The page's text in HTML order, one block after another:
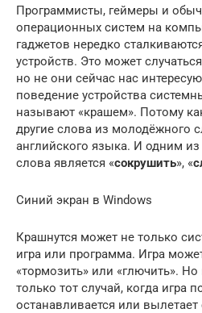
Программисты, геймеры и
операционных систем на
гаджетов нередко
устройств. Это может
но не они сейчас нас
поведение устройства
называют «крашем». Потому
другие слова из молодёжного
английского языка. И одним
слова является «сокрушить», «
Синий экран в Windows
Крашнутся может не только
игра или программа. Игра
«тормозить» или «глючить».
только тот случай, когда игра
останавливается или